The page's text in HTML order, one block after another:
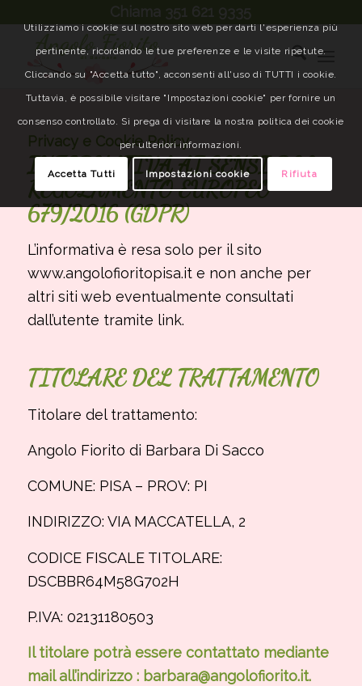
Chiama 351 621 9335
Privacy e Cookie Policy
INFORMATIVA AI SENSI DEL
REGOLAMENTO EUROPEO
679/2016 (GDPR)
L’informativa è resa solo per il sito
www.angolofioritopisa.it e non anche per
altri siti web eventualmente consultati
dall’utente tramite link.
TITOLARE DEL TRATTAMENTO
Titolare del trattamento:
Angolo Fiorito di Barbara Di Sacco
COMUNE: PISA – PROV: PI
INDIRIZZO: VIA MACCATELLA, 2
CODICE FISCALE TITOLARE:
DSCBBR64M58G702H
P.IVA: 02131180503
Il titolare potrà essere contattato mediante
mail all’indirizzo : barbara@angolofiorito.it.
Utilizziamo i cookie sul nostro sito web per darti l'esperienza più
pertinente, ricordando le tue preferenze e le visite ripetute.
Cliccando su "Accetta tutto", acconsenti all'uso di TUTTI i cookie.
Tuttavia, è possibile visitare "Impostazioni cookie" per fornire un
consenso controllato. Si prega di visitare la nostra politica dei cookie
per ulteriori informazioni.
Accetta Tutti Impostazioni cookie Rifiuta